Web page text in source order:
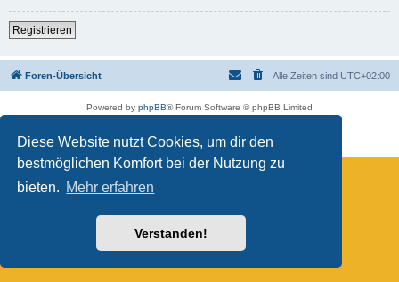
Diese Website nutzt Cookies, um dir den
bestmöglichen Komfort bei der Nutzung zu
bieten. Mehr erfahren
Verstanden!
Registrieren
Foren-Übersicht Alle Zeiten sind UTC+02:00
Powered by phpBB® Forum Software © phpBB Limited
Datenschutz|Nutzungsbedingungen